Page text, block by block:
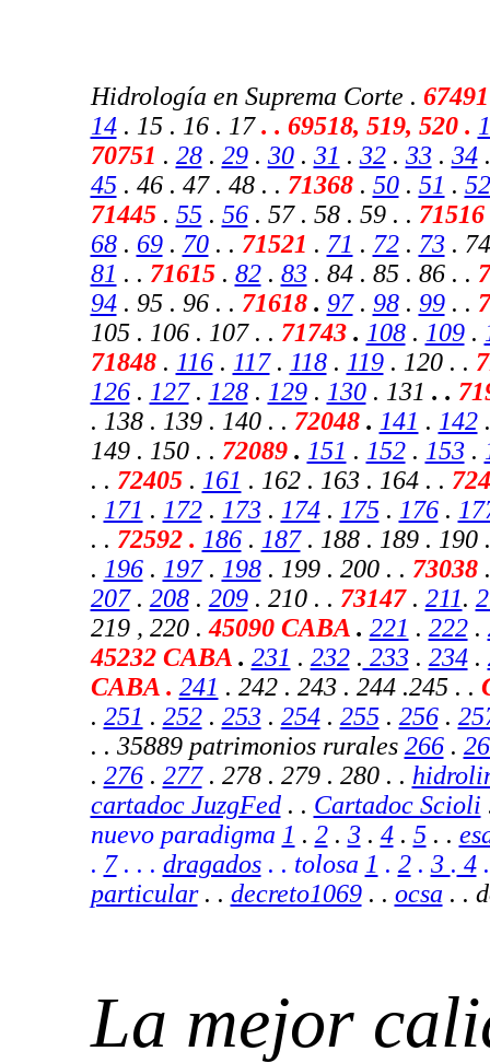
Hidrología en Suprema Corte . 67491
14. 15 . 16 . 17. . 69518, 519, 520 .
70751 . 28. 29. 30. 31 . 32. 33. 34
45. 46 . 47 . 48 . . 71368. 50. 51 . 52
71445 . 55. 56. 57 . 58 . 59 . . 71516
68. 69. 70. . 71521 . 71 . 72. 73.
81 . . 71615 . 82. 83. 84 . 85 . 86 . .
94. 95 . 96 . . 71618 . 97. 98. 99. .
105 . 106 . 107 . . 71743 . 108. 109.
71848. 116. 117. 118. 119. 120 . .
126 . 127 . 128 . 129 . 130 . 131 . .
. 138 . 139 . 140 . . 72048 . 141 . 142.
149 . 150 . . 72089 . 151 . 152. 153.
. . 72405. 161 . 162 . 163 . 164 . .
. 171 . 172. 173. 174. 175 . 176.
. . 72592 . 186. 187. 188 . 189 . 190
. 196. 197. 198. 199 . 200 . . 73038
207. 208. 209. 210 . . 73147. 211.
219 , 220 .45090 CABA . 221 . 222.
45232 CABA . 231 . 232. 233. 234.
CABA . 241 . 242 . 243 . 244 .245 . .
. 251 . 252. 253. 254. 255. 256.
. . 35889 patrimonios rurales 266.
. 276. 277. 278 . 279 . 280 . .
cartadoc JuzgFed . . Cartadoc Scioli
nuevo paradigma 1 . 2 . 3 . 4 . 5 . .
. 7. . . dragados. . tolosa 1 . 2. 3 . 4
particular. . decreto1069. . ocsa . .
La mejor